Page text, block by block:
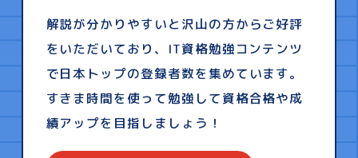
解説が分かりやすいと沢山の方からご好評
をいただいており、IT資格勉強コンテンツ
で日本トップの登録者数を集めています。
すきま時間を使って勉強して資格合格や成
績アップを目指しましょう！